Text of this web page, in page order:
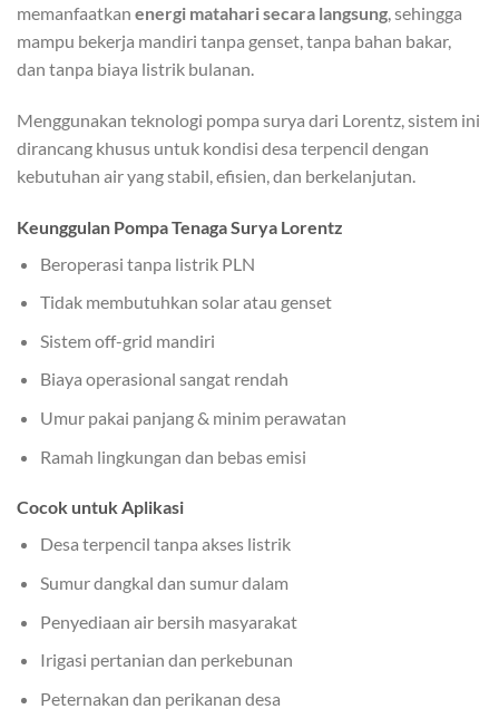
memanfaatkan energi matahari secara langsung, sehingga
mampu bekerja mandiri tanpa genset, tanpa bahan bakar,
dan tanpa biaya listrik bulanan.
Menggunakan teknologi pompa surya dari Lorentz, sistem ini
dirancang khusus untuk kondisi desa terpencil dengan
kebutuhan air yang stabil, efisien, dan berkelanjutan.
Keunggulan Pompa Tenaga Surya Lorentz
Beroperasi tanpa listrik PLN
Tidak membutuhkan solar atau genset
Sistem off-grid mandiri
Biaya operasional sangat rendah
Umur pakai panjang & minim perawatan
Ramah lingkungan dan bebas emisi
Cocok untuk Aplikasi
Desa terpencil tanpa akses listrik
Sumur dangkal dan sumur dalam
Penyediaan air bersih masyarakat
Irigasi pertanian dan perkebunan
Peternakan dan perikanan desa